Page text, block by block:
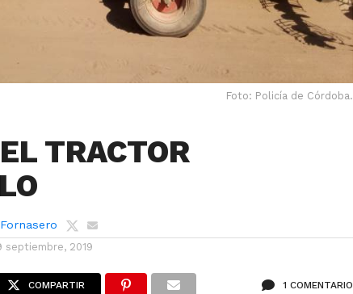
Foto: Policía de Córdoba.
TRACTOR
septiembre, 2019
COMPARTIR 1 COMENTARIO